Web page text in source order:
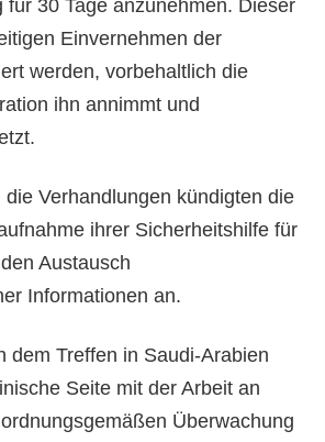
für 30 Tage anzunehmen. Dieser
Einvernehmen der
werden, vorbehaltlich die
ihn annimmt und
die Verhandlungen kündigten die
ihrer Sicherheitshilfe für
Austausch
Informationen an.
dem Treffen in Saudi-Arabien
Seite mit der Arbeit an
Überwachung